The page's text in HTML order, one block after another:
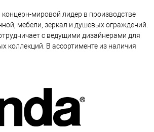
мировой лидер в производстве
мебели, зеркал и душевых ограждений.
с ведущими дизайнерами для
коллекций. В ассортименте из наличия